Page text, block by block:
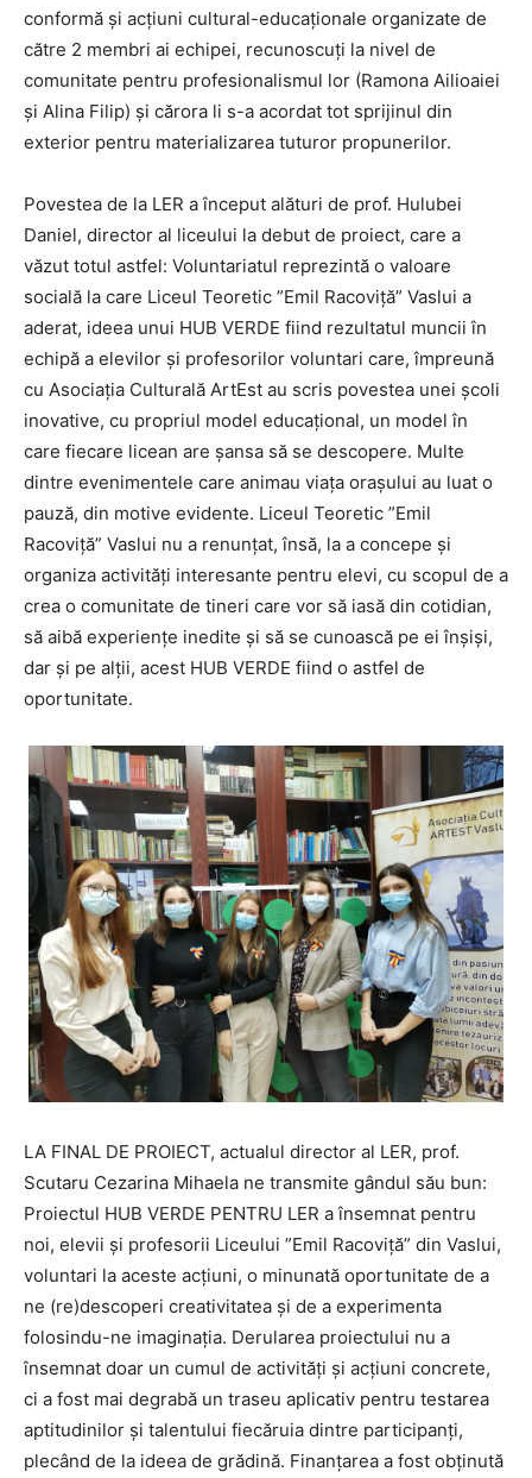
conformă şi acţiuni cultural-educaţionale organizate de
către 2 membri ai echipei, recunoscuţi la nivel de
comunitate pentru profesionalismul lor (Ramona Ailioaiei
şi Alina Filip) şi cărora li s-a acordat tot sprijinul din
exterior pentru materializarea tuturor propunerilor.
Povestea de la LER a început alături de prof. Hulubei
Daniel, director al liceului la debut de proiect, care a
văzut totul astfel: Voluntariatul reprezintă o valoare
socială la care Liceul Teoretic ”Emil Racoviță” Vaslui a
aderat, ideea unui HUB VERDE fiind rezultatul muncii în
echipă a elevilor și profesorilor voluntari care, împreună
cu Asociația Culturală ArtEst au scris povestea unei școli
inovative, cu propriul model educațional, un model în
care fiecare licean are șansa să se descopere. Multe
dintre evenimentele care animau viaţa oraşului au luat o
pauză, din motive evidente. Liceul Teoretic ”Emil
Racoviță” Vaslui nu a renunţat, însă, la a concepe și
organiza activități interesante pentru elevi, cu scopul de a
crea o comunitate de tineri care vor să iasă din cotidian,
să aibă experienţe inedite şi să se cunoască pe ei înşişi,
dar şi pe alţii, acest HUB VERDE fiind o astfel de
oportunitate.
LA FINAL DE PROIECT, actualul director al LER, prof.
Scutaru Cezarina Mihaela ne transmite gândul său bun:
Proiectul HUB VERDE PENTRU LER a însemnat pentru
noi, elevii şi profesorii Liceului ”Emil Racoviţă” din Vaslui,
voluntari la aceste acţiuni, o minunată oportunitate de a
ne (re)descoperi creativitatea şi de a experimenta
folosindu-ne imaginaţia. Derularea proiectului nu a
însemnat doar un cumul de activităţi şi acţiuni concrete,
ci a fost mai degrabă un traseu aplicativ pentru testarea
aptitudinilor şi talentului fiecăruia dintre participanţi,
plecând de la ideea de grădină. Finanţarea a fost obţinută